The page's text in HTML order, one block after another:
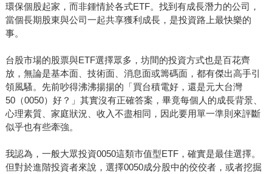
環保個股起家，而非鍾情於各式ETF。找到有成長潛力的公司，
當個長期股東與公司一起共享獲利成長，是投資路上最快樂的
事。
台股市場的股票與ETF選擇眾多，坊間的投資方式也是百花齊
放，無論是基本面、技術面、消息面或籌碼面，都有傑出高手引
領風騷。先前吵得沸沸揚揚的「買台積電好，還是元大台灣
50（0050）好？」其實沒有正確答案，畢竟每個人的成長背景、
心理素質、家庭狀況、收入不盡相同，因此要用單一準則來評斷
似乎也有些牽強。
我認為，一般大眾投資0050這類市值型ETF，確實是最佳選擇。
但對於進階投資者來說，選擇0050成分股中的佼佼者，或者挖掘